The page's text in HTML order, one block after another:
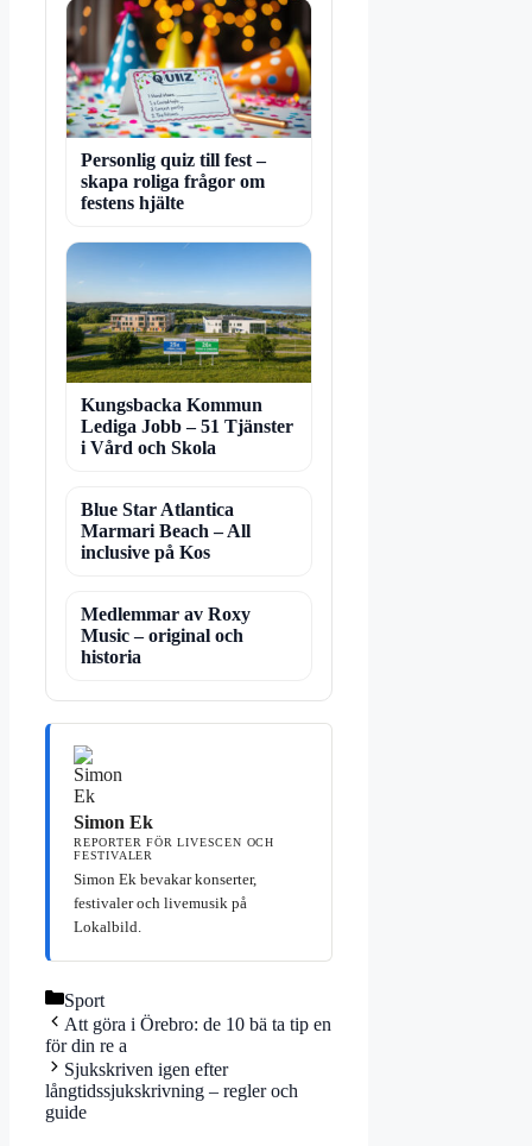
Personlig quiz till fest –
skapa roliga frågor om
festens hjälte
Kungsbacka Kommun
Lediga Jobb – 51 Tjänster
i Vård och Skola
Blue Star Atlantica
Marmari Beach – All
inclusive på Kos
Medlemmar av Roxy
Music – original och
historia
Simon Ek
REPORTER FÖR LIVESCEN OCH
FESTIVALER
Simon Ek bevakar konserter,
festivaler och livemusik på
Lokalbild.
Kategorier
Sport
Att göra i Örebro: de 10 bä ta tip en
för din re a
Sjukskriven igen efter
långtidssjukskrivning – regler och
guide